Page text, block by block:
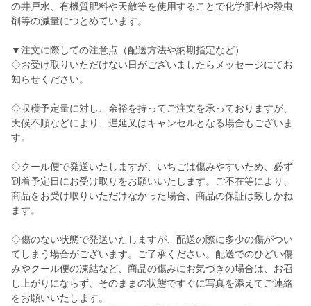
の井戸水、有機質肥料や天敵等を使用することで化学肥料や殺虫
剤等の減量につとめています。
▼注文に際しての注意点（配送方法や納期指定など）
◇お受け取りいただけない日がございましたらメッセージにてお
知らせください。
◇収穫予定量に対し、余裕を持ってご注文を承っておりますが、
天候不順などにより、遅延又はキャンセルとなる場合もございま
す。
◇クール便で発送いたしますが、いちごは傷みやすいため、必ず
到着予定日にお受け取りをお願いいたします。ご不在等により、
商品をお受け取りいただけなかった場合、商品の保証は致しかね
ます。
◇傷のない状態で発送いたしますが、配送の際に多少の傷がつい
てしまう場合がございます。ご了承ください。配送でのひどい傷
みやクール便の凍結など、商品の傷みにお気づきの場合は、お召
し上がりにならず、そのままの状態ですぐに写真を添えてご連絡
をお願いいたします。